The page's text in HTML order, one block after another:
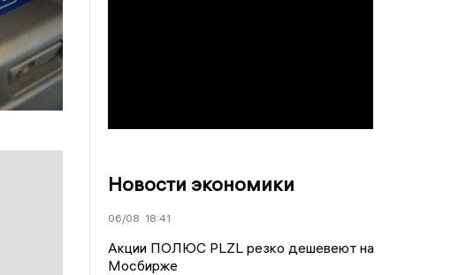
Новости экономики
06/08 18:41
Акции ПОЛЮС PLZL резко дешевеют на
Мосбирже